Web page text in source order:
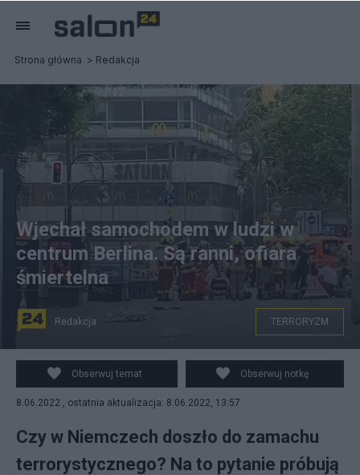
Strona główna Redakcja
Niepokój w Berlinie po tym, jak kierowca stratował tłum.
Wjechał samochodem w ludzi w
centrum Berlina. Są ranni, ofiara
śmiertelna
Redakcja TERRORYZM
Obserwuj temat Obserwuj notkę
8.06.2022 , ostatnia aktualizacja: 8.06.2022, 13:57
Czy w Niemczech doszło do zamachu
terrorystycznego? Na to pytanie próbują